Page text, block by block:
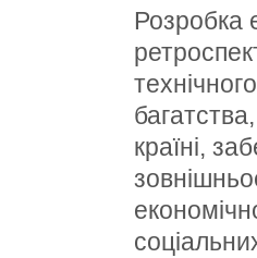
Розробка
країні,